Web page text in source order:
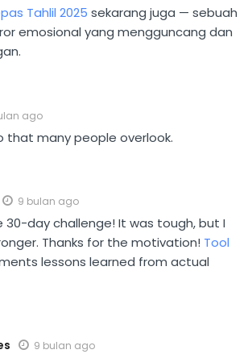
Tahlil 2025 sekarang juga — sebuah
emosional yang mengguncang dan
ago
that many people overlook.
9 bulan ago
30-day challenge! It was tough, but I
Thanks for the motivation! Tool
lessons learned from actual
9 bulan ago